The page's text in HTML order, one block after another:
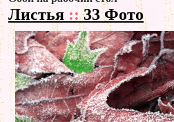
Листья ::33 Фото